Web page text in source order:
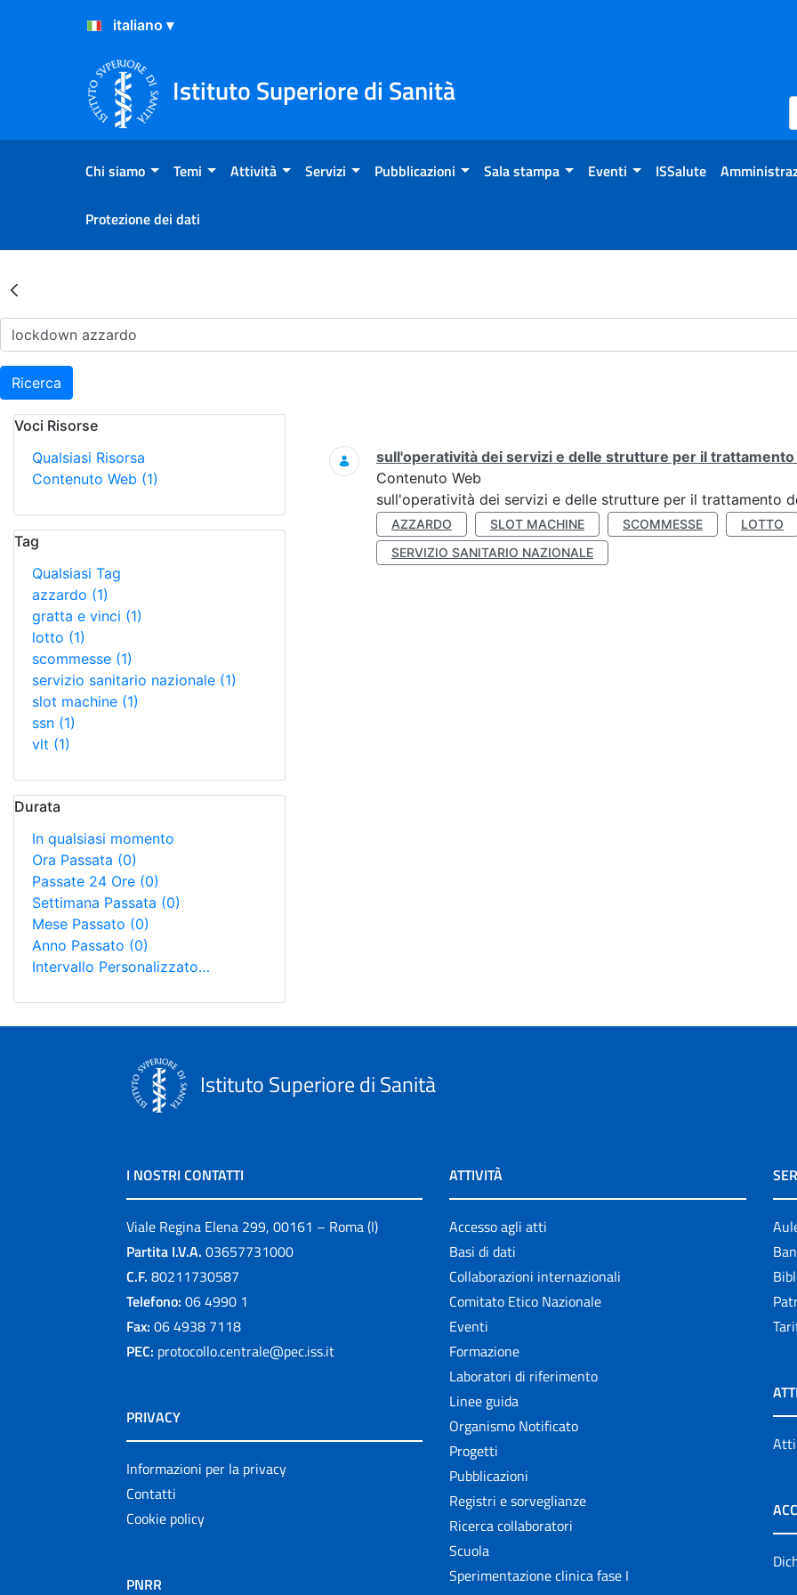
Salta al Contenuto
Salta al Footer
Istituto Superiore di Sanità
Chi siamo Temi Attività Servizi Pubblicazioni Sala stampa Eventi ISSalute
Protezione dei dati
Risultati della Ricerca - Archivio
Ricerca
Voci Risorse
Qualsiasi Risorsa
Contenuto Web (1)
Tag
Qualsiasi Tag
azzardo (1)
gratta e vinci (1)
lotto (1)
scommesse (1)
servizio sanitario nazionale (1)
slot machine (1)
ssn (1)
vlt (1)
Durata
In qualsiasi momento
Ora Passata (0)
Passate 24 Ore (0)
Settimana Passata (0)
Mese Passato (0)
Anno Passato (0)
Intervallo Personalizzato…
Ricerca
sull'operatività dei servizi e delle strutture per il
Contenuto Web
sull'operatività dei servizi e delle strutture per il trattamento
AZZARDO SLOT MACHINE SCOMMESSE
LOTTO
SERVIZIO SANITARIO NAZIONALE
Istituto Superiore di Sanità
I NOSTRI CONTATTI
Viale Regina Elena 299, 00161 – Roma (I)
Partita I.V.A. 03657731000
C.F. 80211730587
Telefono: 06 4990 1
Fax: 06 4938 7118
PEC: protocollo.centrale@pec.iss.it
PRIVACY
Informazioni per la privacy
Contatti
Cookie policy
PNRR
ATTIVITÀ
Accesso agli atti
Basi di dati
Collaborazioni internazionali
Comitato Etico Nazionale
Eventi
Formazione
Laboratori di riferimento
Linee guida
Organismo Notificato
Progetti
Pubblicazioni
Registri e sorveglianze
Ricerca collaboratori
Scuola
Sperimentazione clinica fase I
Atti